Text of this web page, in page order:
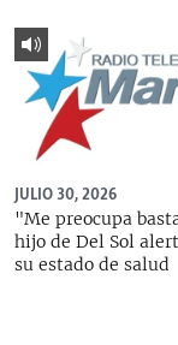
JULIO 30, 2026
"Me preocupa
hijo de Del Sol
su estado de salud